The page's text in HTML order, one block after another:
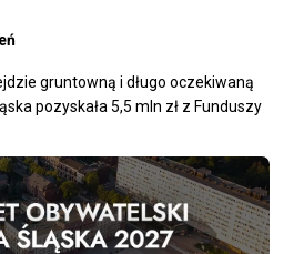
gruntowną i długo oczekiwaną
pozyskała 5,5 mln zł z Funduszy